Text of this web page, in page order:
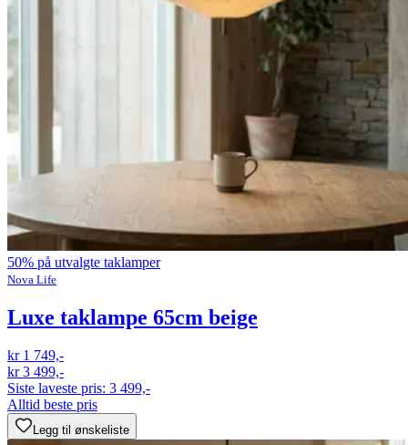
50% på utvalgte taklamper
Nova Life
Luxe taklampe 65cm beige
kr 1 749,-
kr 3 499,-
Siste laveste pris: 3 499,-
Alltid beste pris
Legg til ønskeliste